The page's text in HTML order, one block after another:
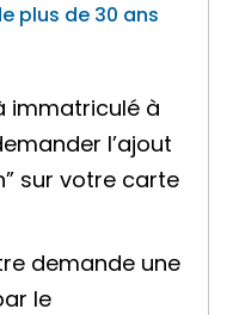
plus de 30 ans
immatriculé à
l’ajout
sur votre carte
demande une
le